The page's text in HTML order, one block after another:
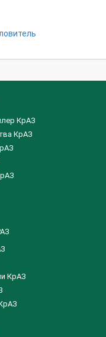
КрАЗ
КрАЗ
КрАЗ